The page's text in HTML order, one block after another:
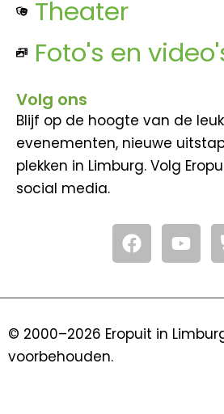
Theater
Foto's en
Volg ons
Blijf op de hoogte van de
evenementen, nieuwe
plekken in Limburg. Volg
social media.
F
a
c
o
Y
o
u
b
© 2000–2026 Eropuit in
voorbehouden.